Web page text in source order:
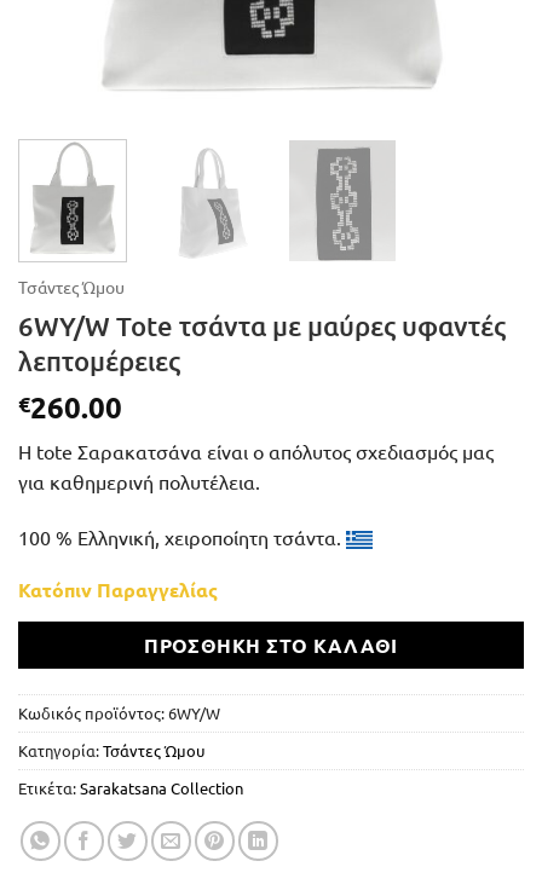
Τσάντες Ώμου
6WY/W Tote τσάντα με μαύρες υφαντές
λεπτομέρειες
€260.00
Η tote Σαρακατσάνα είναι ο απόλυτος σχεδιασμός μας
για καθημερινή πολυτέλεια.
100 % Ελληνική, χειροποίητη τσάντα.
Κατόπιν Παραγγελίας
ΠΡΟΣΘΉΚΗ ΣΤΟ ΚΑΛΆΘΙ
Κωδικός προϊόντος:6WY/W
Κατηγορία:Τσάντες Ώμου
Ετικέτα:Sarakatsana Collection